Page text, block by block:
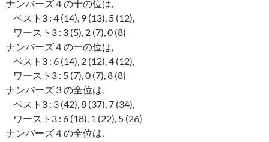
ナンバーズ４の十の位は,
ベスト3 : 4 (14), 9 (13), 5 (12),
ワースト3 : 3 (5), 2 (7), 0 (8)
ナンバーズ４の一の位は,
ベスト3 : 6 (14), 2 (12), 4 (12),
ワースト3 : 5 (7), 0 (7), 8 (8)
ナンバーズ３の全位は,
ベスト3 : 3 (42), 8 (37), 7 (34),
ワースト3 : 6 (18), 1 (22), 5 (26)
ナンバーズ４の全位は,